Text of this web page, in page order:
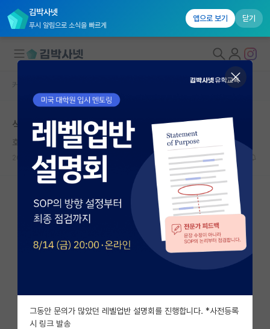
김박사넷
푸시 알림으로 소식을 빠르게
앱으로 보기 닫기
대학원생 모집
국내대학원 정보
연구실&오픈랩
커뮤니티
커뮤니티 홈
전체글보기
베스트 게시판
자유 게시판(아무개랩)
미국 유학 게시판
커뮤니티 홈
석사 1학기가 지난 지금, 자퇴를 고민합니다.
호탕한 닐스 보어
2022.12.23 2 3752
그동안 문의가 많았던 레벨업반 설명회를 진행합니다. *사전등록
시 링크 발송